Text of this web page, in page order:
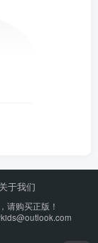
关于我们
请购买正版！